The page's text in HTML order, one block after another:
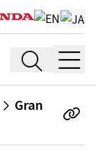
Gran